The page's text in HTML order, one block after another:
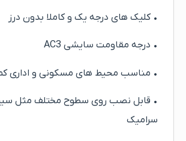
• کلیک های درجه یک و کاملا بدون درز
• درجه مقاومت سایشی AC3
• مناسب محیط های مسکونی و اداری
• قابل نصب روی سطوح مختلف مثل
سرامیک